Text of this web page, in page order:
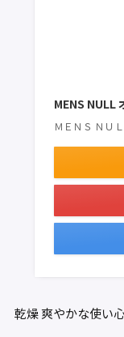
MENS NULL
ＭＥＮＳ ＮＵＬ
乾燥爽やかな使い